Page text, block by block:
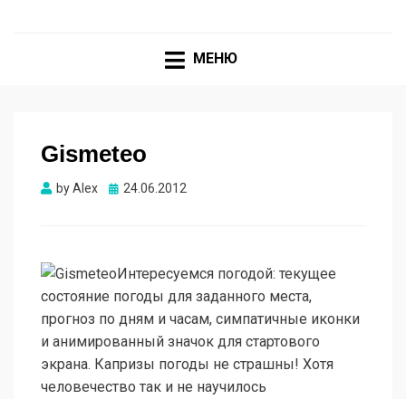
МЕНЮ
Gismeteo
byAlex Опубликовано
24.06.2012
Интересуемся погодой: текущее
состояние погоды для заданного места,
прогноз по дням и часам, симпатичные иконки
и анимированный значок для стартового
экрана. Капризы погоды не страшны! Хотя
человечество так и не научилось